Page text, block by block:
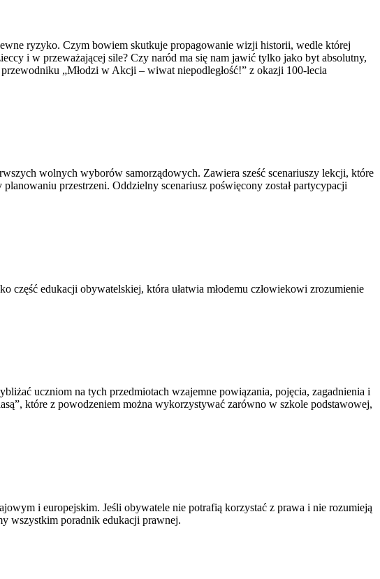
ryzyko. Czym bowiem skutkuje propagowanie wizji historii, wedle której
i w przeważającej sile? Czy naród ma się nam jawić tylko jako byt absolutny,
„Młodzi w Akcji – wiwat niepodległość!” z okazji 100-lecia
wolnych wyborów samorządowych. Zawiera sześć scenariuszy lekcji, które
przestrzeni. Oddzielny scenariusz poświęcony został partycypacji
edukacji obywatelskiej, która ułatwia młodemu człowiekowi zrozumienie
uczniom na tych przedmiotach wzajemne powiązania, pojęcia, zagadnienia i
które z powodzeniem można wykorzystywać zarówno w szkole podstawowej,
i europejskim. Jeśli obywatele nie potrafią korzystać z prawa i nie rozumieją
wszystkim poradnik edukacji prawnej.